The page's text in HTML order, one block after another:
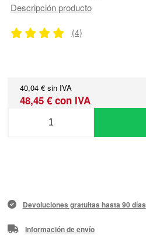
Descripción producto
(4)
40,04 € sin IVA
48,45 € con IVA
Devoluciones gratuitas hasta 90 días
Información de envío